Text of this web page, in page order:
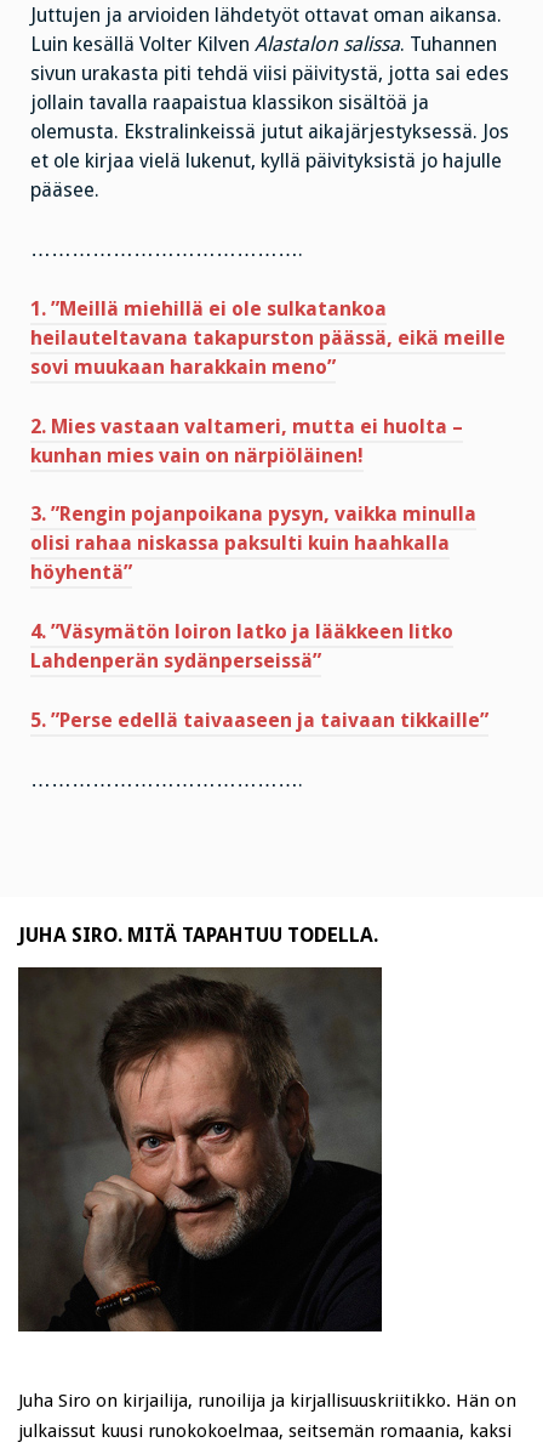
Juttujen ja arvioiden lähdetyöt ottavat oman aikansa.
Luin kesällä Volter Kilven Alastalon salissa. Tuhannen
sivun urakasta piti tehdä viisi päivitystä, jotta sai edes
jollain tavalla raapaistua klassikon sisältöä ja
olemusta. Ekstralinkeissä jutut aikajärjestyksessä. Jos
et ole kirjaa vielä lukenut, kyllä päivityksistä jo hajulle
pääsee.
………………………………….
1. ”Meillä miehillä ei ole sulkatankoa
heilauteltavana takapurston päässä, eikä meille
sovi muukaan harakkain meno”
2. Mies vastaan valtameri, mutta ei huolta –
kunhan mies vain on närpiöläinen!
3. ”Rengin pojanpoikana pysyn, vaikka minulla
olisi rahaa niskassa paksulti kuin haahkalla
höyhentä”
4. ”Väsymätön loiron latko ja lääkkeen litko
Lahdenperän sydänperseissä”
5. ”Perse edellä taivaaseen ja taivaan tikkaille”
………………………………….
JUHA SIRO. MITÄ TAPAHTUU TODELLA.
Juha Siro on kirjailija, runoilija ja kirjallisuuskriitikko. Hän on
julkaissut kuusi runokokoelmaa, seitsemän romaania, kaksi